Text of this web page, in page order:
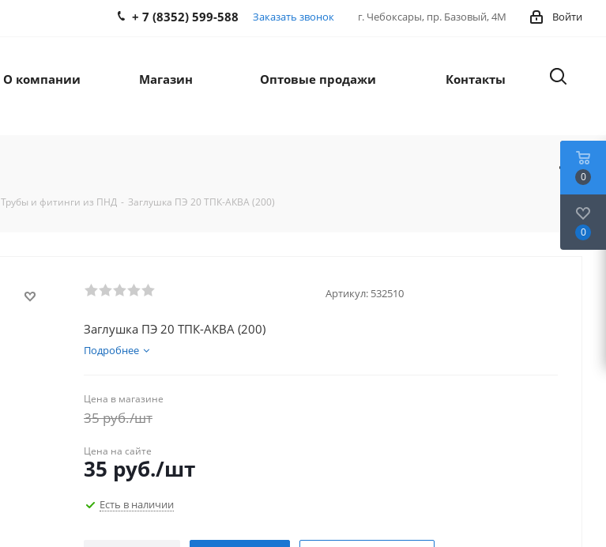
Войти
г. Чебоксары, пр. Базовый, 4М
+ 7 (8352) 599-588 Заказать звонок
О компании Магазин Оптовые продажи Контакты
Трубы и фитинги из ПНД - Заглушка ПЭ 20 ТПК-АКВА (200)
Артикул: 532510
Заглушка ПЭ 20 ТПК-АКВА (200)
Подробнее
Цена в магазине
35руб./шт
Цена на сайте
35 руб./шт
Есть в наличии
0
0